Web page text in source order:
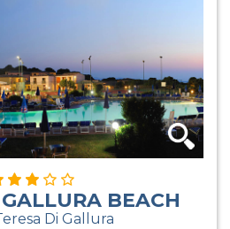
BEACH
Di Gallura